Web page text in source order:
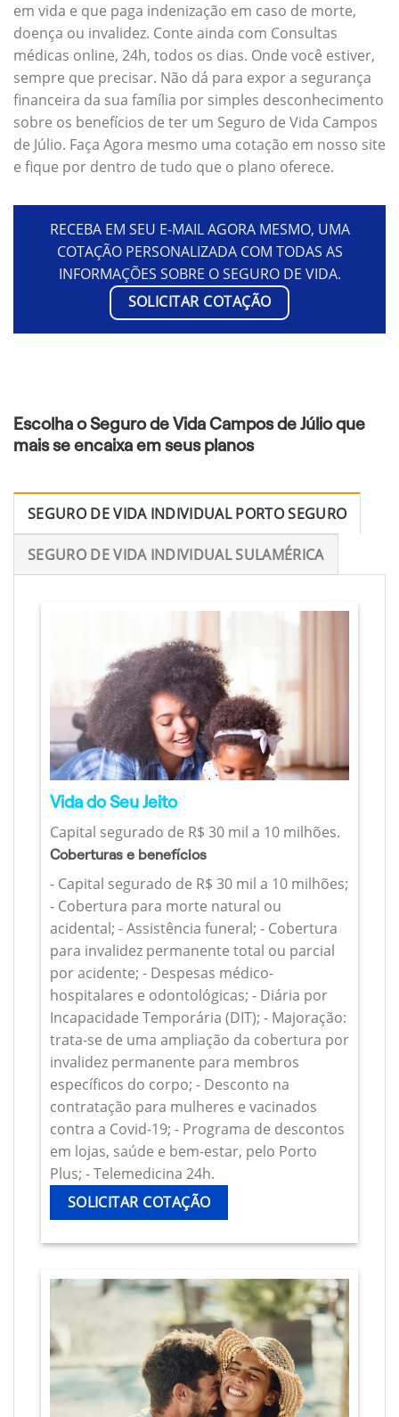
em vida e que paga indenização em caso de morte,
doença ou invalidez. Conte ainda com Consultas
médicas online, 24h, todos os dias. Onde você estiver,
sempre que precisar. Não dá para expor a segurança
financeira da sua família por simples desconhecimento
sobre os benefícios de ter um Seguro de Vida Campos
de Júlio. Faça Agora mesmo uma cotação em nosso site
e fique por dentro de tudo que o plano oferece.
RECEBA EM SEU E-MAIL AGORA MESMO, UMA
COTAÇÃO PERSONALIZADA COM TODAS AS
INFORMAÇÕES SOBRE O SEGURO DE VIDA.
SOLICITAR COTAÇÃO
Escolha o Seguro de Vida Campos de Júlio que
mais se encaixa em seus planos
SEGURO DE VIDA INDIVIDUAL PORTO SEGURO
SEGURO DE VIDA INDIVIDUAL SULAMÉRICA
Vida do Seu Jeito
Capital segurado de R$ 30 mil a 10 milhões.
Coberturas e benefícios
- Capital segurado de R$ 30 mil a 10 milhões;
- Cobertura para morte natural ou
acidental; - Assistência funeral; - Cobertura
para invalidez permanente total ou parcial
por acidente; - Despesas médico-
hospitalares e odontológicas; - Diária por
Incapacidade Temporária (DIT); - Majoração:
trata-se de uma ampliação da cobertura por
invalidez permanente para membros
específicos do corpo; - Desconto na
contratação para mulheres e vacinados
contra a Covid-19; - Programa de descontos
em lojas, saúde e bem-estar, pelo Porto
Plus; - Telemedicina 24h.
SOLICITAR COTAÇÃO